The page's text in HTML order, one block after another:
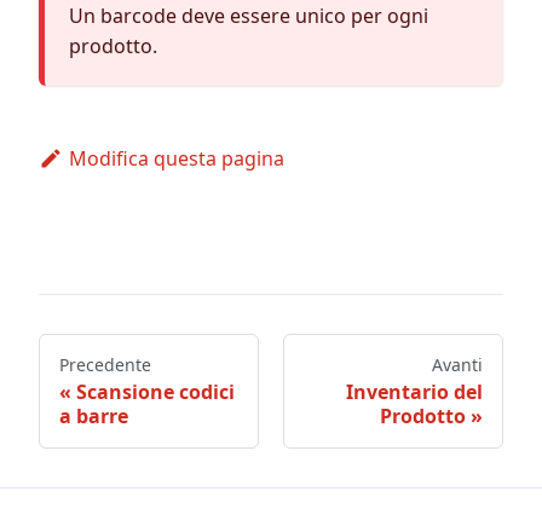
Un barcode deve essere unico per ogni
prodotto.
Modifica questa pagina
Precedente
Scansione codici
a barre
Avanti
Inventario del
Prodotto